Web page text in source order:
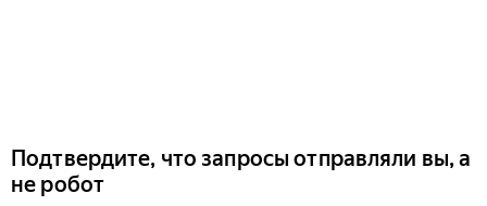
Подтвердите, что запросы отправляли вы, а
не робот